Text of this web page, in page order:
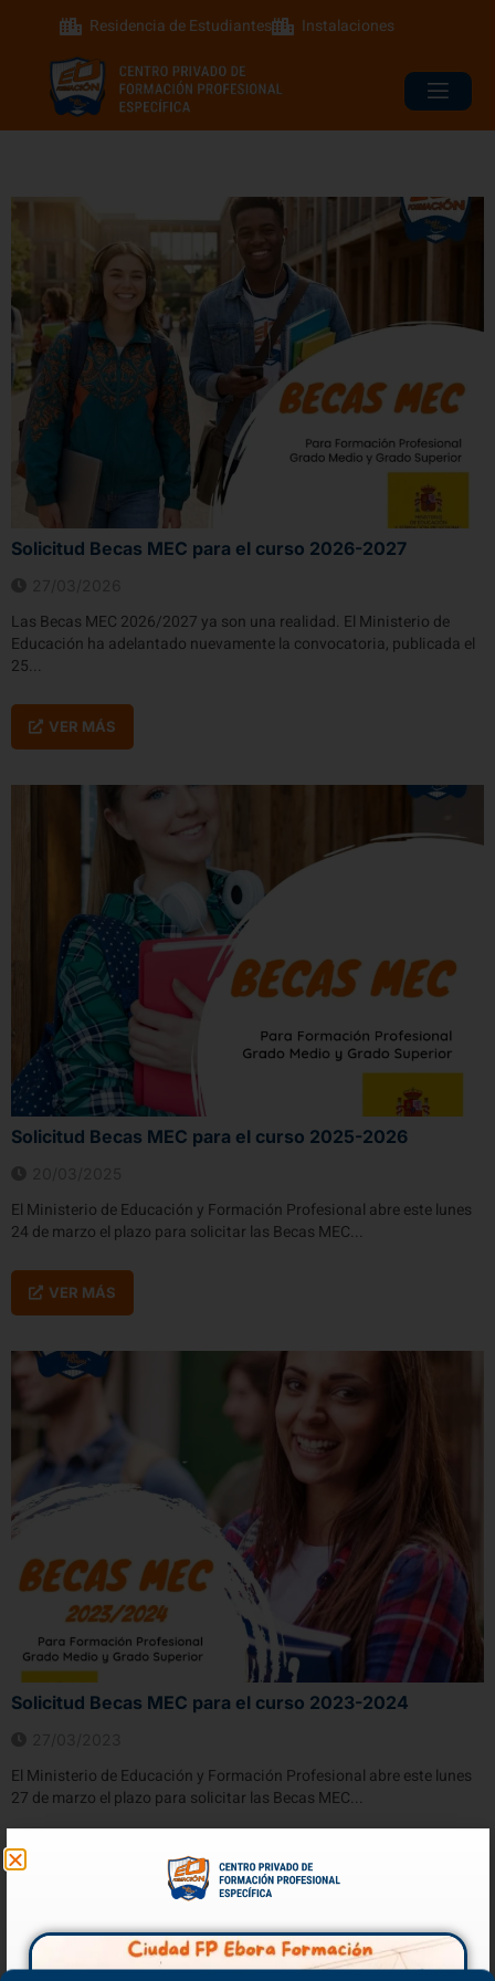
Residencia de Estudiantes Instalaciones
Solicitud Becas MEC para el curso 2026-2027
Las Becas MEC 2026/2027 ya son una realidad. El Ministerio de
Educación ha adelantado nuevamente la convocatoria, publicada el
25...
VER MÁS
Solicitud Becas MEC para el curso 2025-2026
El Ministerio de Educación y Formación Profesional abre este lunes
24 de marzo el plazo para solicitar las Becas MEC...
VER MÁS
Solicitud Becas MEC para el curso 2023-2024
El Ministerio de Educación y Formación Profesional abre este lunes
27 de marzo el plazo para solicitar las Becas MEC...